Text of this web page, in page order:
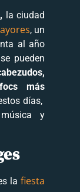
la ciudad
, un
al año
pueden
más
días,
y
la fiesta